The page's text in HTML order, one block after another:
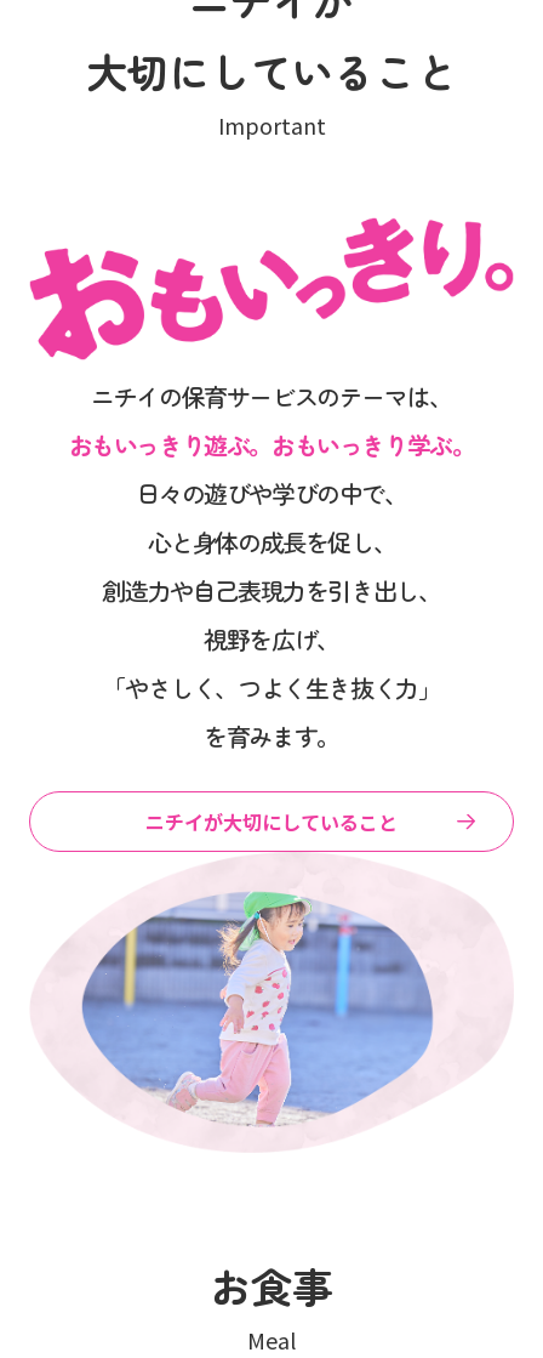
大切にしていること
Important
ニチイの保育サービスのテーマは、
おもいっきり遊ぶ。おもいっきり学ぶ。
日々の遊びや学びの中で、
心と身体の成長を促し、
創造力や自己表現力を引き出し、
視野を広げ、
「やさしく、つよく生き抜く力」
を育みます。
ニチイが大切にしていること
お食事
Meal